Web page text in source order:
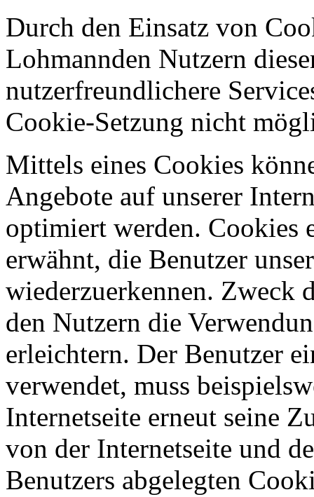
Durch den Einsatz von
Lohmannden Nutzern
nutzerfreundlichere
Cookie-Setzung nicht
Mittels eines Cookies
Angebote auf unserer
optimiert werden. Cookies
erwähnt, die Benutzer
wiederzuerkennen. Zweck
den Nutzern die
erleichtern. Der Benutzer
verwendet, muss
Internetseite erneut seine
von der Internetseite und
Benutzers abgelegten